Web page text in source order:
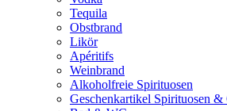
Tequila
Obstbrand
Likör
Apéritifs
Weinbrand
Alkoholfreie Spirituosen
Geschenkartikel Spirituosen &